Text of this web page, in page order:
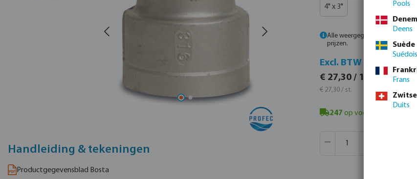
Handleiding & tekeningen
Productgegevensblad Bosta
4" x 3"
Alle weergegeven prijzen zijn
prijzen.
Excl. BTW
€ 27,30 / 1 st.
€ 27,30 / st.
€
247 op voorraad in Veghel,
Pools
Deens
Suède
Suédois
Frans
Duits